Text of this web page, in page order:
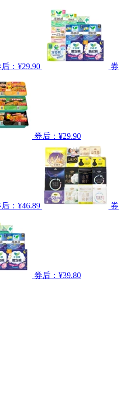
后：¥29.90 券
券后：¥29.90
后：¥46.89 券
券后：¥39.80